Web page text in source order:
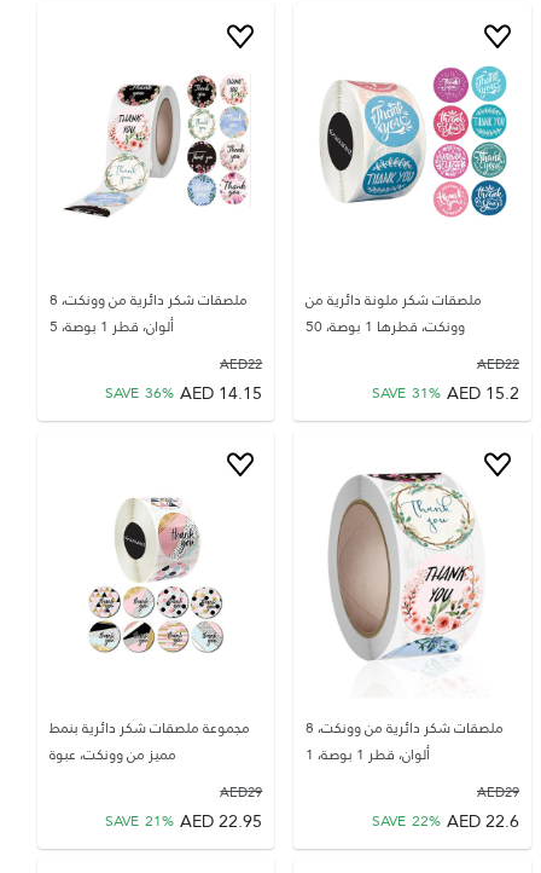
ملصقات شكر ملونة دائرية من
وونكت، قطرها 1 بوصة، 50
22
AED
15.2
AED
SAVE 31%
ملصقات شكر دائرية من وونكت، 8
ألوان، قطر 1 بوصة، 5
22
AED
14.15
AED
SAVE 36%
ملصقات شكر دائرية من وونكت، 8
ألوان، قطر 1 بوصة، 1
29
AED
22.6
AED
SAVE 22%
مجموعة ملصقات شكر دائرية بنمط
مميز من وونكت، عبوة
29
AED
22.95
AED
SAVE 21%